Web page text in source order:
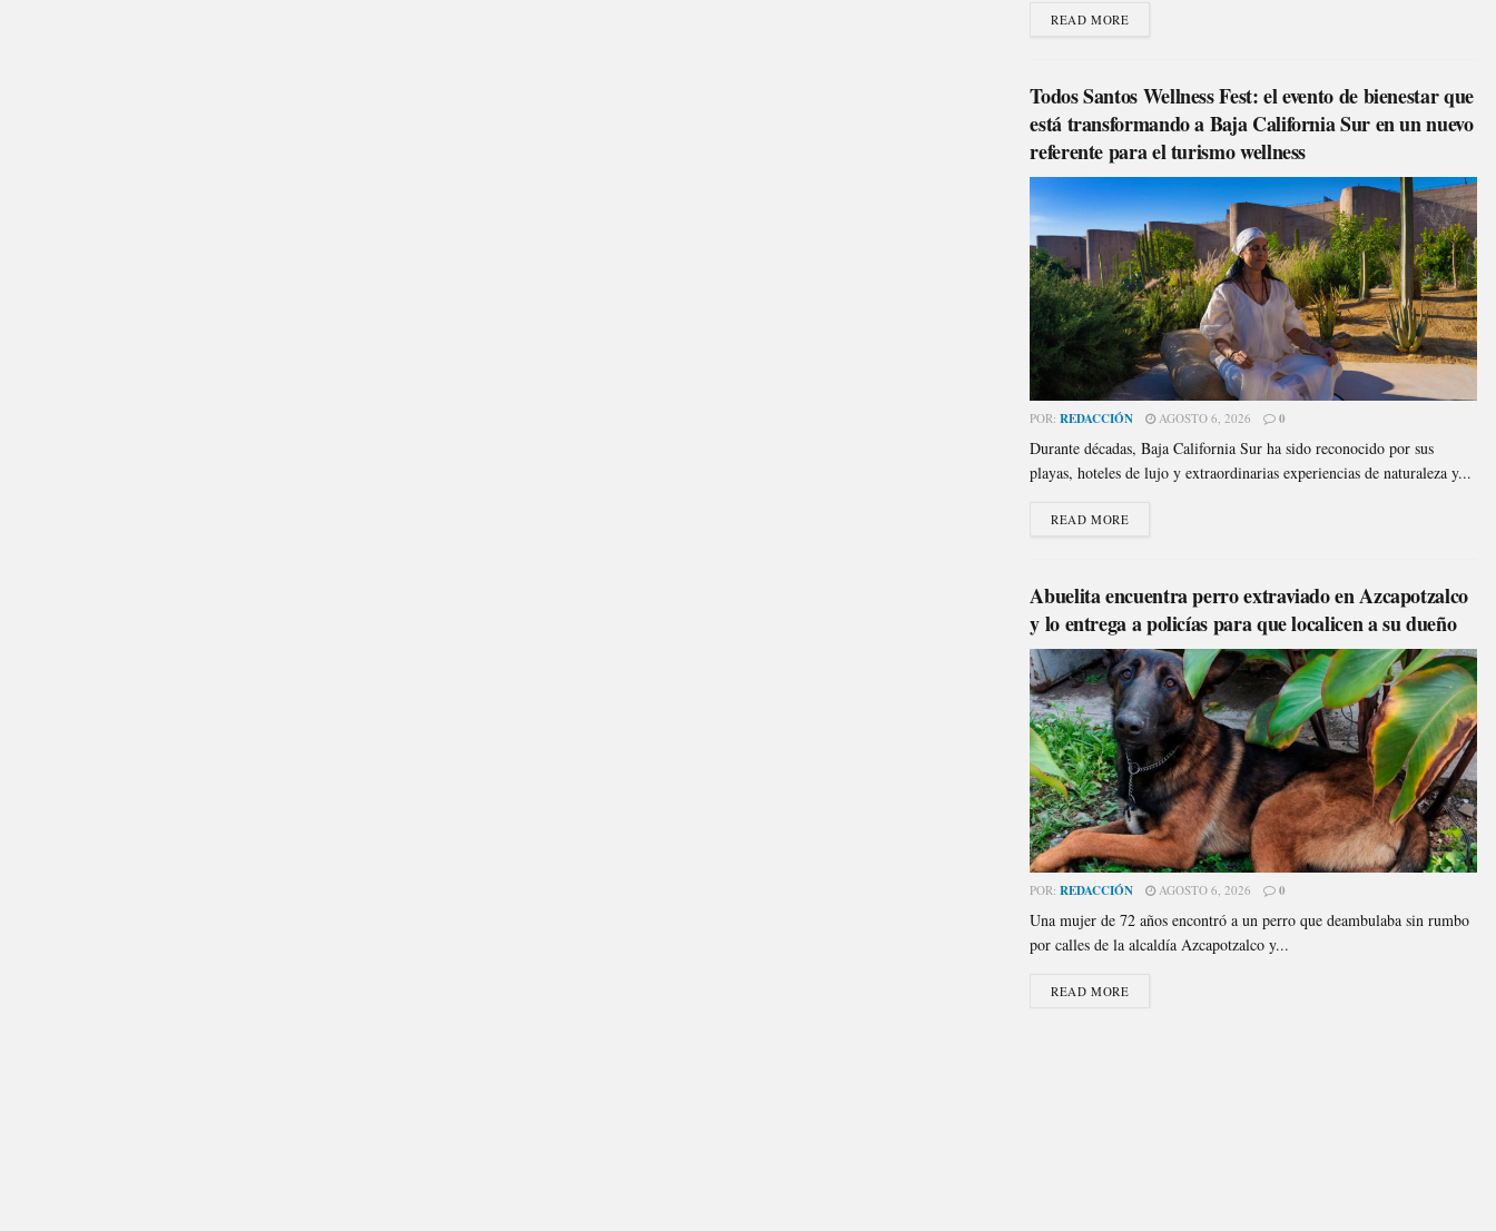
READ MORE
Todos Santos Wellness Fest: el evento de bienestar que
está transformando a Baja California Sur en un nuevo
referente para el turismo wellness
POR: REDACCIÓN AGOSTO 6, 2026 0
Durante décadas, Baja California Sur ha sido reconocido por sus
playas, hoteles de lujo y extraordinarias experiencias de naturaleza y...
READ MORE
Abuelita encuentra perro extraviado en Azcapotzalco
y lo entrega a policías para que localicen a su dueño
POR: REDACCIÓN AGOSTO 6, 2026 0
Una mujer de 72 años encontró a un perro que deambulaba sin rumbo
por calles de la alcaldía Azcapotzalco y...
READ MORE